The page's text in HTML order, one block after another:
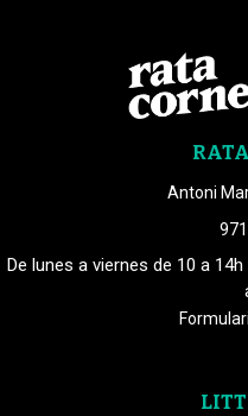
Antoni
De lunes a viernes de 10 a